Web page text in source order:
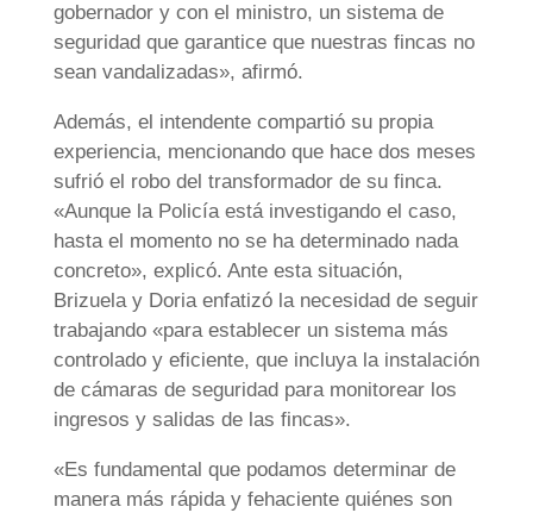
gobernador y con el ministro, un sistema de
seguridad que garantice que nuestras fincas no
sean vandalizadas», afirmó.
Además, el intendente compartió su propia
experiencia, mencionando que hace dos meses
sufrió el robo del transformador de su finca.
«Aunque la Policía está investigando el caso,
hasta el momento no se ha determinado nada
concreto», explicó. Ante esta situación,
Brizuela y Doria enfatizó la necesidad de seguir
trabajando «para establecer un sistema más
controlado y eficiente, que incluya la instalación
de cámaras de seguridad para monitorear los
ingresos y salidas de las fincas».
«Es fundamental que podamos determinar de
manera más rápida y fehaciente quiénes son